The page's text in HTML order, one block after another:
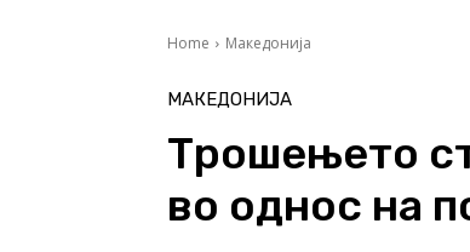
Home Македонија
МАКЕДОНИЈА
Трошењето
во однос на